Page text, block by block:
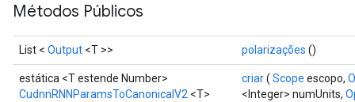
Métodos Públicos
List < Output <T >> polarizações ()
estática <T estende Number>
CudnnRNNParamsToCanonicalV2 <T>
criar( Scope escopo,
<Integer> numUnits,